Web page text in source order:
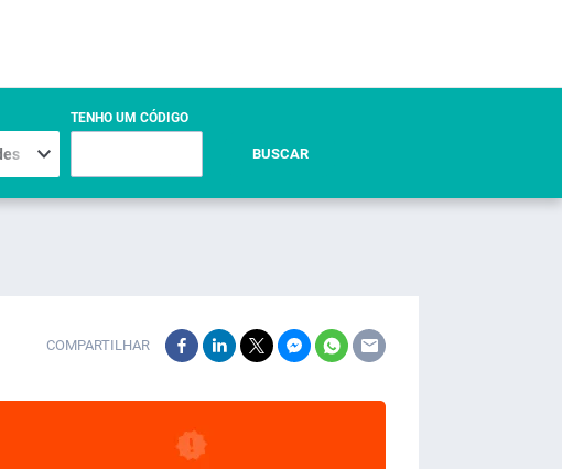
TENHO UM CÓDIGO
BUSCAR
COMPARTILHAR